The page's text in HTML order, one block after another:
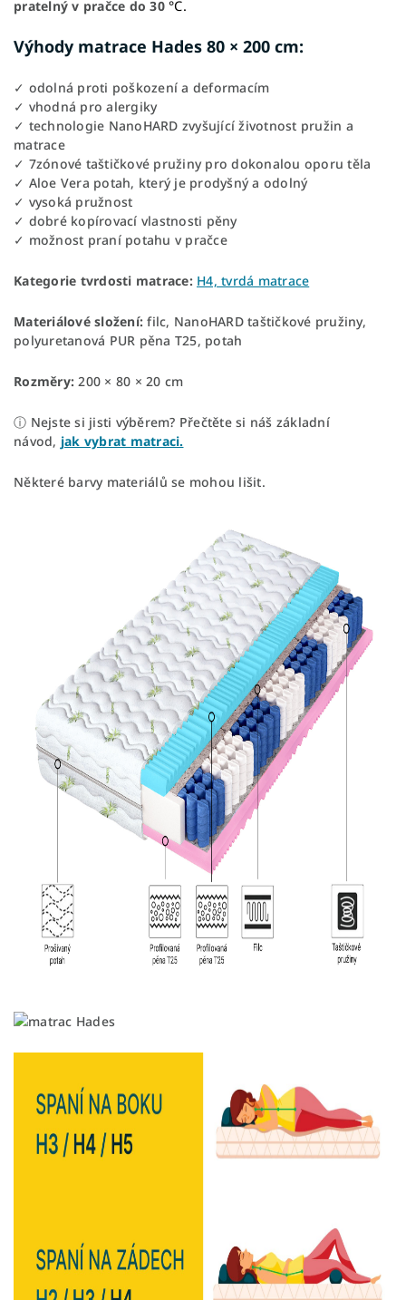
pratelný v pračce do 30 °C.
Výhody matrace Hades 80 × 200 cm:
✓ odolná proti poškození a deformacím
✓ vhodná pro alergiky
✓ technologie NanoHARD zvyšující životnost pružin a
matrace
✓ 7zónové taštičkové pružiny pro dokonalou oporu těla
✓ Aloe Vera potah, který je prodyšný a odolný
✓ vysoká pružnost
✓ dobré kopírovací vlastnosti pěny
✓ možnost praní potahu v pračce
Kategorie tvrdosti matrace: H4, tvrdá matrace
Materiálové složení:filc, NanoHARD taštičkové pružiny,
polyuretanová PUR pěna T25, potah
Rozměry: 200 × 80 × 20 cm
ⓘ Nejste si jisti výběrem? Přečtěte si náš základní
návod, jak vybrat matraci.
Některé barvy materiálů se mohou lišit.